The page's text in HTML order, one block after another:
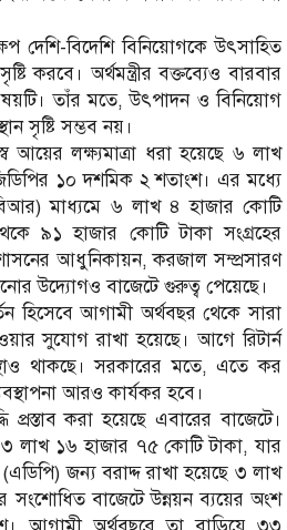
বিদেশি বিনিয়োগকে উৎসাহিত
করবে। অর্থমন্ত্রীর বক্তব্যেও বারবার
তাঁর মতে, উৎপাদন ও বিনিয়োগ
সৃষ্টি সম্ভব নয়।
আয়ের লক্ষ্যমাত্রা ধরা হয়েছে ৬ লাখ
১০ দশমিক ২ শতাংশ। এর মধ্যে
মাধ্যমে ৬ লাখ ৪ হাজার কোটি
৯১ হাজার কোটি টাকা সংগ্রহের
আধুনিকায়ন, করজাল সম্প্রসারণ
উদ্যোগও বাজেটে গুরুত্ব পেয়েছে।
হিসেবে আগামী অর্থবছর থেকে সারা
সুযোগ রাখা হয়েছে। আগে রিটার্ন
থাকছে। সরকারের মতে, এতে কর
আরও কার্যকর হবে।
প্রস্তাব করা হয়েছে এবারের বাজেটে।
লাখ ১৬ হাজার ৭৫ কোটি টাকা, যার
(এডিপি) জন্য বরাদ্দ রাখা হয়েছে ৩ লাখ
সংশোধিত বাজেটে উন্নয়ন ব্যয়ের অংশ